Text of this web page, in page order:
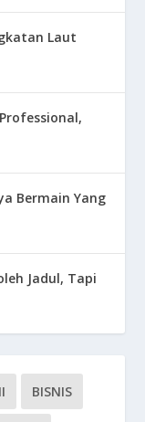
Laut
Bermain Yang
Jadul, Tapi
BISNIS